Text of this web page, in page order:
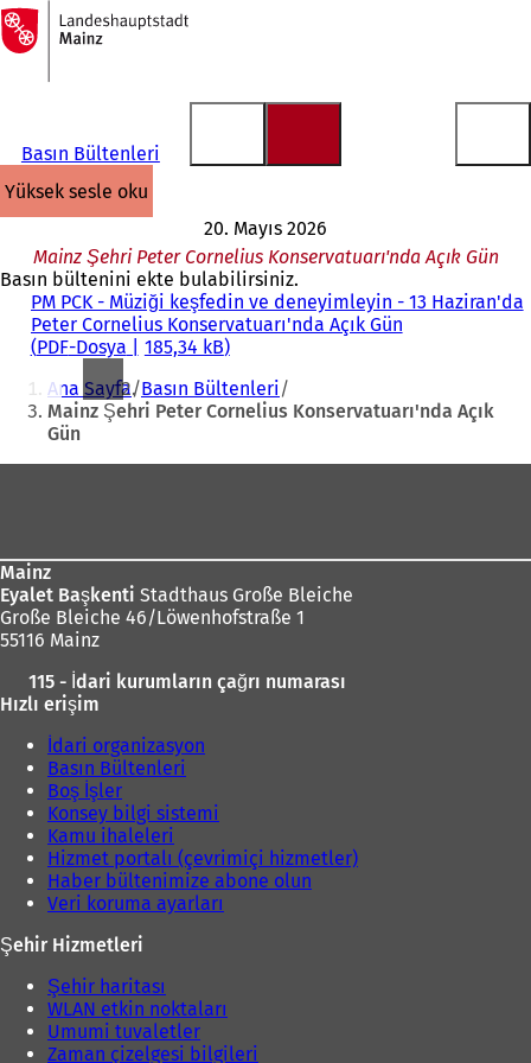
İçeriğe atla
Ana
sayfaya
Basın Bültenleri
yüksek sesle oku
20. Mayıs 2026
Mainz Şehri Peter Cornelius Konservatuarı'nda Açık Gün
Basın bültenini ekte bulabilirsiniz.
PM PCK - Müziği keşfedin ve deneyimleyin - 13 Haziran'da
Peter Cornelius Konservatuarı'nda Açık Gün
PDF-Dosya 185,34 kB
Buradasınız:
Ana Sayfa Basın Bültenleri
Mainz Şehri Peter Cornelius Konservatuarı'nda Açık
Gün
Mainz
Eyalet Başkenti Stadthaus Große Bleiche
Große Bleiche 46/Löwenhofstraße 1
55116 Mainz
115 - İdari kurumların çağrı numarası
Hızlı erişim
İdari organizasyon
Basın Bültenleri
Boş İşler
Konsey bilgi sistemi
Kamu ihaleleri
Hizmet portalı (çevrimiçi hizmetler)
Haber bültenimize abone olun
Veri koruma ayarları
Şehir Hizmetleri
Şehir haritası
WLAN etkin noktaları
Umumi tuvaletler
Zaman çizelgesi bilgileri